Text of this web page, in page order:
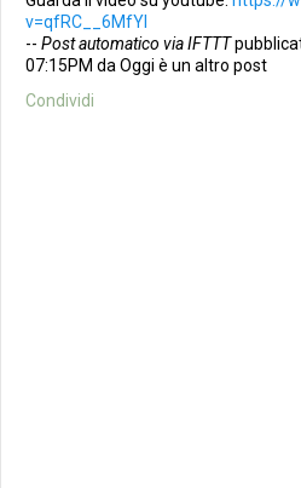
v=qfRC__6MfYI
-- Post automatico via IFTTT
07:15PM da Oggi è un altro post
Condividi